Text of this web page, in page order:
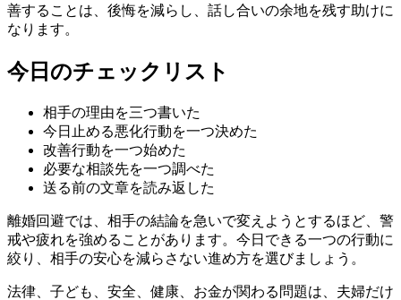
善することは、後悔を減らし、話し合いの余地を残す助けに
なります。
今日のチェックリスト
相手の理由を三つ書いた
今日止める悪化行動を一つ決めた
改善行動を一つ始めた
必要な相談先を一つ調べた
送る前の文章を読み返した
離婚回避では、相手の結論を急いで変えようとするほど、警
戒や疲れを強めることがあります。今日できる一つの行動に
絞り、相手の安心を減らさない進め方を選びましょう。
法律、子ども、安全、健康、お金が関わる問題は、夫婦だけ